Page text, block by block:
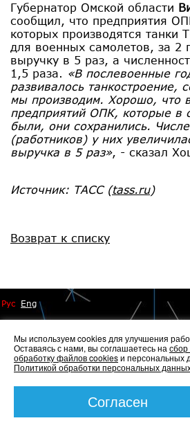
Губернатор Омской области
сообщил, что предприятия
которых производятся танки
для военных самолетов, за 2
выручку в 5 раз, а
1,5 раза. «В послевоенные
развивалось танкостроение,
мы производим. Хорошо, что
предприятий ОПК, которые в
были, они сохранились.
(работников) у них
выручка в 5 раз», - сказал
Источник: ТАСС (tass.ru)
Возврат к списку
Рус Eng
© 2014 - 2026
Политика по обработке и защите
Политика по работе с
Создание сайта —
Мы используем cookies для улучшения
Оставаясь с нами, вы соглашаетесь на
обработку файлов cookiesи персональных
Политикой обработки персональных
Согласен